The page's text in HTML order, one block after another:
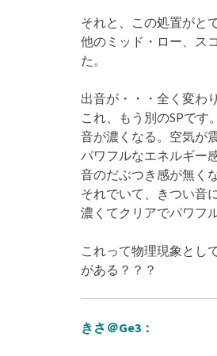
それと、この処置がと
他のミッド・ロー、ス
た。
出音が・・・全く変わ
これ、もう別のSPです。
音が濃くなる。空気が
パワフルなエネルギー
音のだぶつき感が無く
それでいて、きつい音
濃くてクリアでパワフ
これって物理現象とし
がある？？？
きさ＠Ge3：